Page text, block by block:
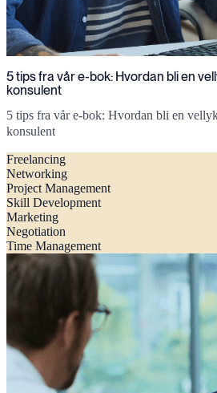
5 tips fra vår e-bok: Hvordan bli en
konsulent
5 tips fra vår e-bok: Hvordan bli en
konsulent
Freelancing
Networking
Project Management
Skill Development
Marketing
Negotiation
Time Management